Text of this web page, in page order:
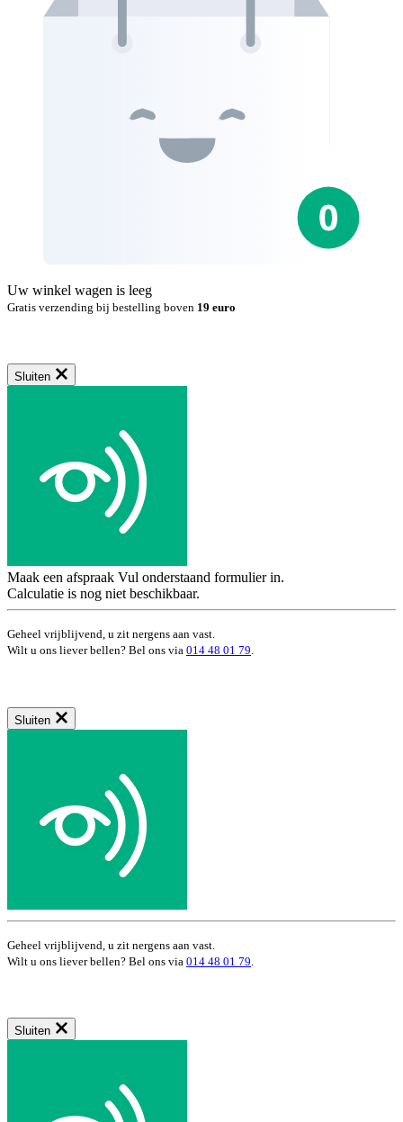
Uw winkel wagen is leeg
Gratis verzending bij bestelling boven 19 euro
Sluiten
Maak een afspraak Vul onderstaand formulier in.
Calculatie is nog niet beschikbaar.
Geheel vrijblijvend, u zit nergens aan vast.
Wilt u ons liever bellen? Bel ons via 014 48 01 79.
Sluiten
Geheel vrijblijvend, u zit nergens aan vast.
Wilt u ons liever bellen? Bel ons via 014 48 01 79
Sluiten